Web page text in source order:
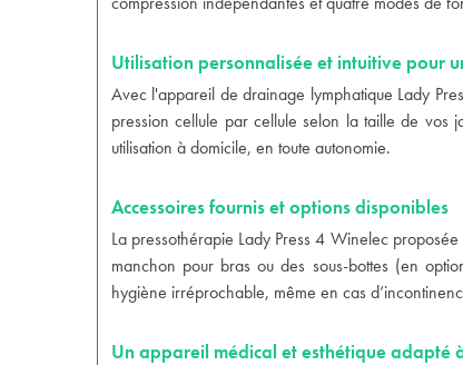
Utilisation personnalisée et intuitive pour
Avec l'appareil de drainage lymphatique Lady
pression cellule par cellule selon la taille de vos
utilisation à domicile, en toute autonomie.
Accessoires fournis et options disponibles
La pressothérapie Lady Press 4 Winelec
manchon pour bras ou des sous-bottes (en
hygiène irréprochable, même en cas
Un appareil médical et esthétique adapté